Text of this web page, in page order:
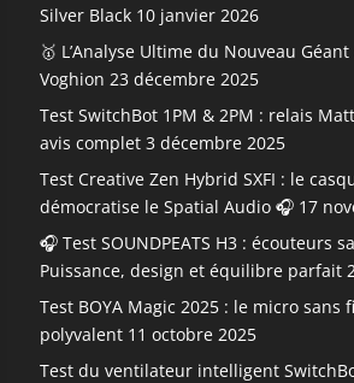
Silver Black 10 janvier 2026
🥇 L’Analyse Ultime du Nouveau
Voghion 23 décembre 2025
Test SwitchBot 1PM & 2PM : relais
avis complet 3 décembre 2025
Test Creative Zen Hybrid SXFI : le
démocratise le Spatial Audio 🎧 17
🎧 Test SOUNDPEATS H3 : écouteurs
Puissance, design et équilibre parfait
Test BOYA Magic 2025 : le micro sans
polyvalent 11 octobre 2025
Test du ventilateur intelligent